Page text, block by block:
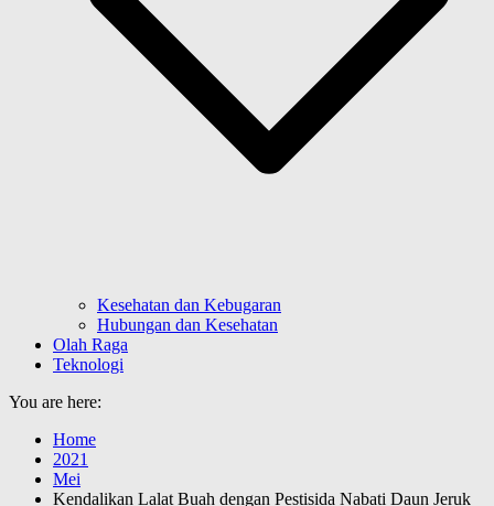
Kesehatan dan Kebugaran
Hubungan dan Kesehatan
Olah Raga
Teknologi
You are here:
Home
2021
Mei
Kendalikan Lalat Buah dengan Pestisida Nabati Daun Jeruk